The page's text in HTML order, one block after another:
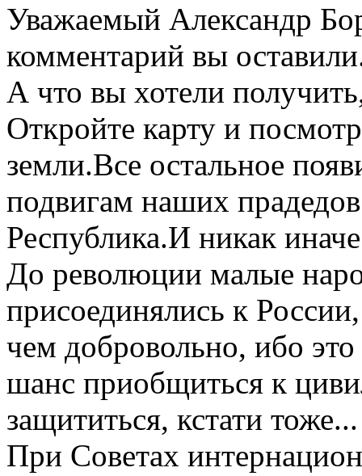
Уважаемый Александр
комментарий вы
А что вы хотели
Откройте карту и
земли.Все остальное
подвигам наших
Республика.И никак
До революции малые
присоединялись к
чем добровольно, ибо
шанс приобщиться к
защититься, кстати тоже...
При Советах